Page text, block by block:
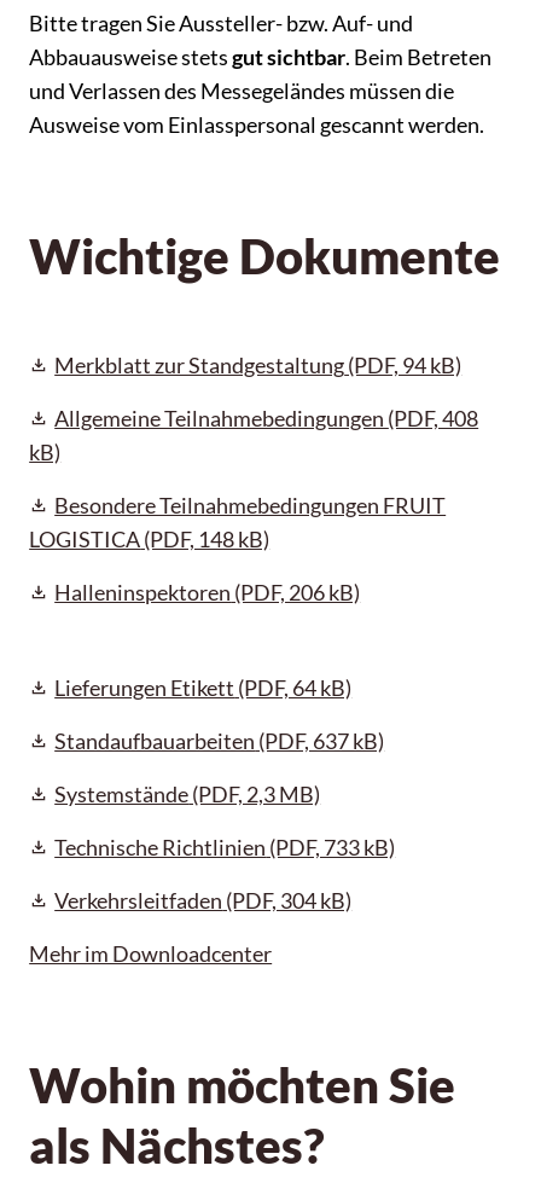
Bitte tragen Sie Aussteller- bzw. Auf- und
Abbauausweise stetsgut sichtbar. Beim Betreten
und Verlassen des Messegeländes müssen die
Ausweise vom Einlasspersonal gescannt werden.
Wichtige Dokumente
Merkblatt zur Standgestaltung(PDF, 94 kB)
Allgemeine Teilnahmebedingungen (PDF, 408
kB)
Besondere Teilnahmebedingungen FRUIT
LOGISTICA(PDF, 148 kB)
Halleninspektoren (PDF, 206 kB)
Lieferungen Etikett (PDF, 64 kB)
Standaufbauarbeiten (PDF, 637 kB)
Systemstände(PDF, 2,3 MB)
Technische Richtlinien (PDF, 733 kB)
Verkehrsleitfaden (PDF, 304 kB)
Mehr im Downloadcenter
Wohin möchten Sie
als Nächstes?